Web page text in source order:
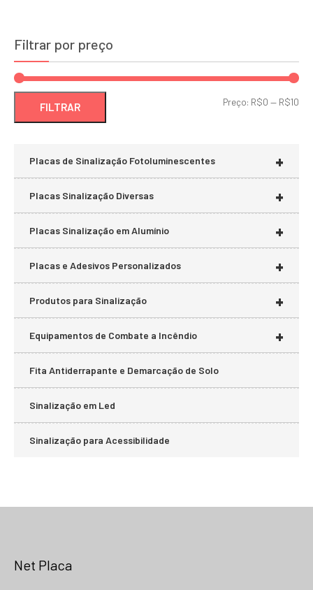
Filtrar por preço
FILTRAR Preço: R$0 — R$10
+
Placas de Sinalização Fotoluminescentes
+
Placas Sinalização Diversas
+
Placas Sinalização em Alumínio
+
Placas e Adesivos Personalizados
+
Produtos para Sinalização
+
Equipamentos de Combate a Incêndio
Fita Antiderrapante e Demarcação de Solo
Sinalização em Led
Sinalização para Acessibilidade
Net Placa